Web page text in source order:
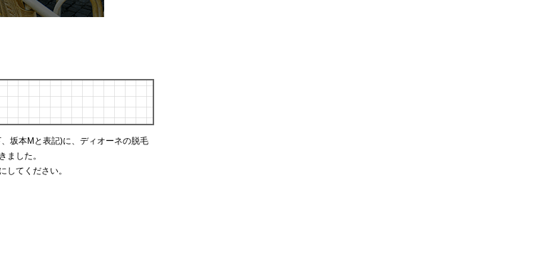
坂本Mと表記)に、ディオーネの脱毛
ました。
してください。